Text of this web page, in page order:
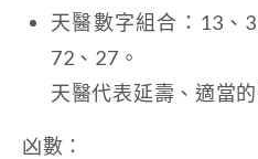
天醫數字組合：13、
72、27。
天醫代表延壽、適當
凶數：